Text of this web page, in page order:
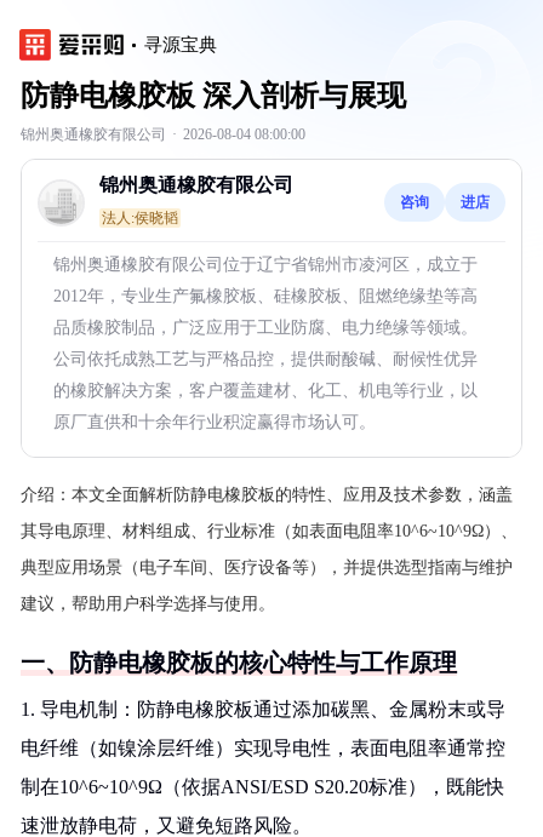
寻源宝典
防静电橡胶板 深入剖析与展现
锦州奥通橡胶有限公司 · 2026-08-04 08:00:00
锦州奥通橡胶有限公司
法人:侯晓韬
咨询 进店
锦州奥通橡胶有限公司位于辽宁省锦州市凌河区，成立于
2012年，专业生产氟橡胶板、硅橡胶板、阻燃绝缘垫等高
品质橡胶制品，广泛应用于工业防腐、电力绝缘等领域。
公司依托成熟工艺与严格品控，提供耐酸碱、耐候性优异
的橡胶解决方案，客户覆盖建材、化工、机电等行业，以
原厂直供和十余年行业积淀赢得市场认可。
介绍： 本文全面解析防静电橡胶板的特性、应用及技术参数，涵盖
其导电原理、材料组成、行业标准（如表面电阻率10^6~10^9Ω）、
典型应用场景（电子车间、医疗设备等），并提供选型指南与维护
建议，帮助用户科学选择与使用。
一、防静电橡胶板的核心特性与工作原理
1. 导电机制：防静电橡胶板通过添加碳黑、金属粉末或导
电纤维（如镍涂层纤维）实现导电性，表面电阻率通常控
制在10^6~10^9Ω（依据ANSI/ESD S20.20标准），既能快
速泄放静电荷，又避免短路风险。